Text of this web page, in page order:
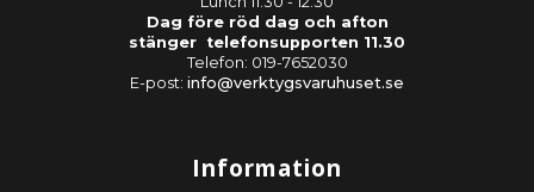
Dag före röd dag och afton
stänger telefonsupporten 11.30
Telefon: 019-7652030
E-post: info@verktygsvaruhuset.se
Information